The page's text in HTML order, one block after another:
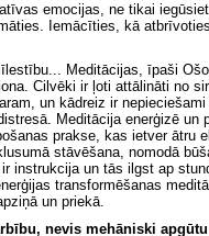
emocijas, ne tikai
Iemācīties, kā
Meditācijas, īpaši
Cilvēki ir ļoti attālināti no
un kādreiz ir
Meditācija enerģizē un
prakse, kas ietver ātru
stāvēšana, nomodā
instrukcija un tās ilgst ap
transformēšanas
un priekā.
nevis mehāniski